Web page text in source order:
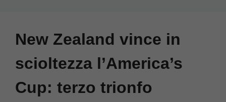
New Zealand vince in
scioltezza l’America’s
Cup: terzo trionfo